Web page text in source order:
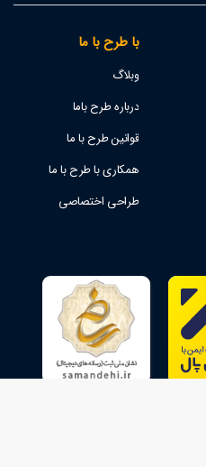
با طرح با ما
وبلاگ
درباره طرح باما
قوانین طرح با ما
همکاری با طرح با ما
طراحی اختصاصی